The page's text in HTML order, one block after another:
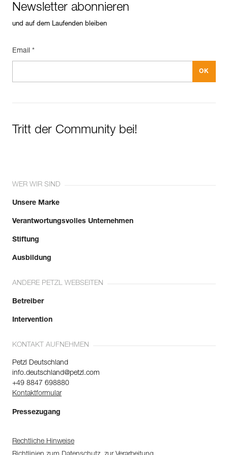
Newsletter abonnieren
und auf dem Laufenden bleiben
Email *
Tritt der Community bei!
WER WIR SIND
Unsere Marke
Verantwortungsvolles Unternehmen
Stiftung
Ausbildung
ANDERE PETZL WEBSEITEN
Betreiber
Intervention
KONTAKT AUFNEHMEN
Petzl Deutschland
info.deutschland@petzl.com
+49 8847 698880
Kontaktformular
Pressezugang
Rechtliche Hinweise